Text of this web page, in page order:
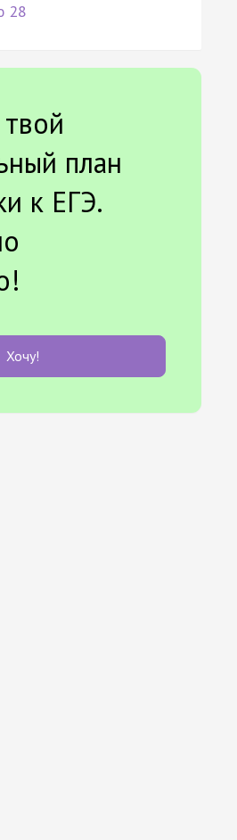
28
план
к ЕГЭ.
Хочу!